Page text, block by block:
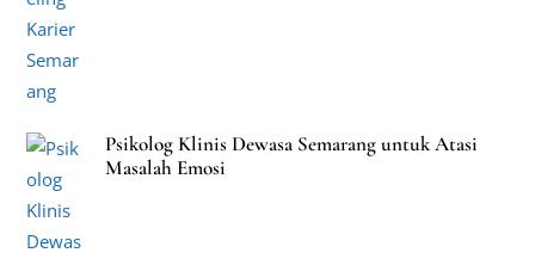
Psikolog Klinis Dewasa Semarang untuk Atasi
Masalah Emosi